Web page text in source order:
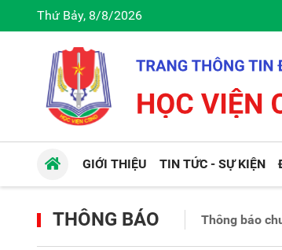
Thứ Bảy, 8/8/2026
GIỚI THIỆU TIN TỨC - SỰ KIỆN
THÔNG BÁO Thông báo